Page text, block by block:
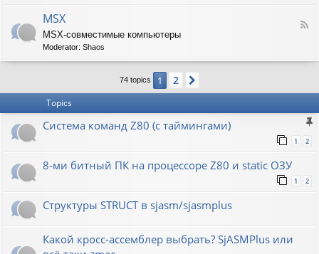
F
S
MSX
MSX-совместимые компьютеры
Moderator: Shaos
74 topics 1 2
Topics
Система команд Z80 (с таймингами)
1 2
8-ми битный ПК на процессоре Z80 и static ОЗУ
1 2
Структуры STRUCT в sjasm/sjasmplus
Какой кросс-ассемблер выбрать? SjASMPlus или